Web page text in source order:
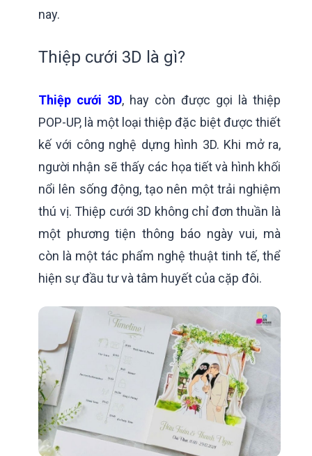
nay.
Thiệp cưới 3D là gì?
Thiệp cưới 3D, hay còn được gọi là thiệp
POP-UP, là một loại thiệp đặc biệt được thiết
kế với công nghệ dựng hình 3D. Khi mở ra,
người nhận sẽ thấy các họa tiết và hình khối
nổi lên sống động, tạo nên một trải nghiệm
thú vị. Thiệp cưới 3D không chỉ đơn thuần là
một phương tiện thông báo ngày vui, mà
còn là một tác phẩm nghệ thuật tinh tế, thể
hiện sự đầu tư và tâm huyết của cặp đôi.